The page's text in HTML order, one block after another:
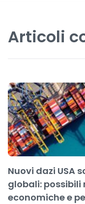
Articoli
Nuovi dazi USA
globali: possibili
economiche e